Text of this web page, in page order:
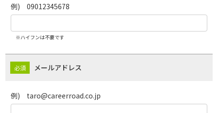
例) 09012345678
※ハイフンは不要です
メールアドレス
例) taro@careerroad.co.jp